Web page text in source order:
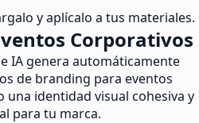
y aplícalo a tus materiales.
Corporativos
IA genera automáticamente
de branding para eventos
identidad visual cohesiva y
para tu marca.